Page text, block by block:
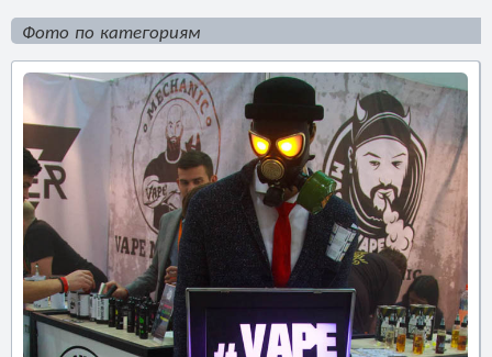
Фото по категориям